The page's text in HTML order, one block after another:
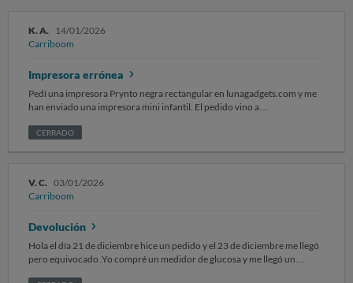
K. A. 14/01/2026
Carriboom
Impresora errónea
Pedí una impresora Prynto negra rectangular en lunagadgets.com y me
han enviado una impresora mini infantil. El pedido vino a
escrito a varios correos y de ninguno me han respondido dándome
CERRADO
V. C. 03/01/2026
Carriboom
Devolución
Hola el día 21 de diciembre hice un pedido y el 23 de diciembre me llegó
pero equivocado .Yo compré un medidor de glucosa y me llegó un